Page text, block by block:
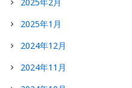
2025年2月
2025年1月
2024年12月
2024年11月